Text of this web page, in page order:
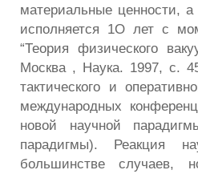
материальные ценности,
исполняется 1О лет с
“Теория физического
Москва , Наука. 1997, с.
тактического и
международных
новой научной
парадигмы). Реакция
большинстве случаев,